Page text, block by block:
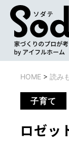
HOME > 読み
子育て
ロゼッ